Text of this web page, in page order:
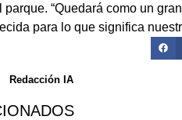
parque. “Quedará como un
para lo que significa
Redacción IA